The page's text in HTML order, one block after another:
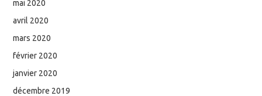
mai 2020
avril 2020
mars 2020
février 2020
janvier 2020
décembre 2019